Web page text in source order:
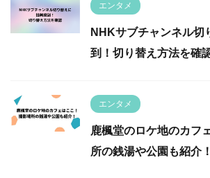
エンタメ
NHKサブチャンネル切
到！切り替え方法を確
エンタメ
鹿楓堂のロケ地のカフ
所の銭湯や公園も紹介！